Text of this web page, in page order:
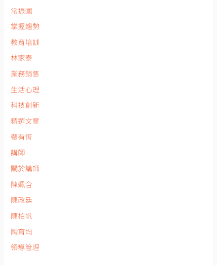
常振國
掌握趨勢
教育培訓
林家泰
業務銷售
生活心理
科技創新
精選文章
裴有恆
講師
關於講師
陳姵含
陳政廷
陳柏帆
陶育均
領導管理